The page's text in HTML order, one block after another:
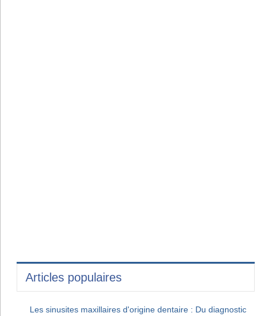
Articles populaires
Les sinusites maxillaires d'origine dentaire : Du diagnostic